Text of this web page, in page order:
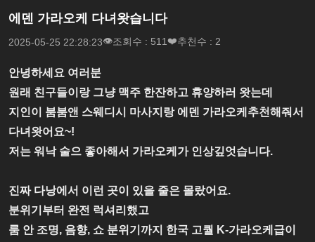
에덴 가라오케 다녀왓습니다
2025-05-25 22:28:23 조회수 : 511 추천수 : 2
안녕하세요 여러분
원래 친구들이랑 그냥 맥주 한잔하고 휴양하러 왓는데
지인이 붐붐앤 스웨디시 마사지랑 에덴 가라오케추천해줘서
다녀왓어요~!
저는 워낙 술으 좋아해서 가라오케가 인상깊엇습니다.
진짜 다낭에서 이런 곳이 있을 줄은 몰랐어요.
분위기부터 완전 럭셔리했고
룸 안 조명, 음향, 쇼 분위기까지 한국 고퀄 K-가라오케급이